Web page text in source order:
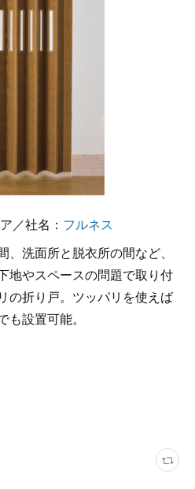
／社名： フルネス
洗面所と脱衣所の間など、
地やスペースの問題で取り付
の折り戸。ツッパリを使えば
設置可能。